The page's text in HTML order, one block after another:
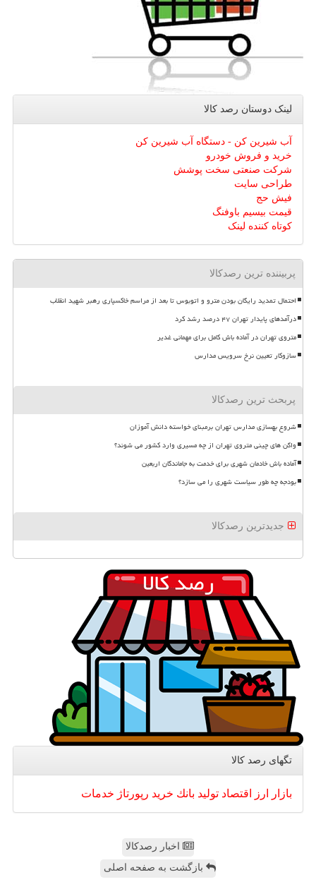
لینک دوستان رصد كالا
آب شیرین کن - دستگاه آب شیرین کن
خرید و فروش خودرو
شرکت صنعتی سخت پوشش
طراحی سایت
فیش حج
قیمت بیسیم باوفنگ
کوتاه کننده لینک
پربیننده ترین رصدکالا
احتمال تمدید رایگان بودن مترو و اتوبوس تا بعد از مراسم خاکسپاری رهبر شهید انقلاب
درآمدهای پایدار تهران ۴۷ درصد رشد کرد
متروی تهران در آماده باش کامل برای مهمانی غدیر
سازوکار تعیین نرخ سرویس مدارس
پربحث ترین رصدکالا
شروع بهسازی مدارس تهران برمبنای خواسته دانش آموزان
واگن های چینی متروی تهران از چه مسیری وارد کشور می شوند؟
آماده باش خادمان شهری برای خدمت به جاماندگان اربعین
بودجه چه طور سیاست شهری را می سازد؟
جدیدترین رصدکالا
تگهای رصد كالا
بازار ارز اقتصاد تولید بانك خرید رپورتاژ خدمات
اخبار رصدکالا
بازگشت به صفحه اصلی